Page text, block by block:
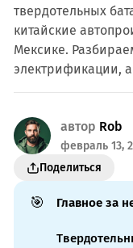
твердотельных
китайские
Мексике.
электрификации,
автор Rob
февраль 13,
Поделиться
🎯 Главное за